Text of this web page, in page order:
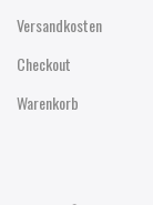
Versandkosten
Checkout
Warenkorb